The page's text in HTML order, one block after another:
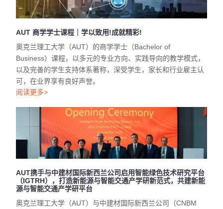
AUT 商学学士课程｜学以致用!成就精彩!
奥克兰理工大学（AUT）的商学学士（Bachelor of
Business）课程，以多元的专业方向、实践导向的教学模式，
以及完善的学生支持体系著称，深受学生，家长和行业雇主认
可，在业界享有良好声誉。
阅读更多>
AUT携手与中建材国际新西兰公司启用智能绿色技术研究平台
（IGTRH），打造新能源与智能交通产学研新范式，共建新能
源与智能交通产学研平台
奥克兰理工大学（AUT）与中建材国际新西兰公司（CNBM